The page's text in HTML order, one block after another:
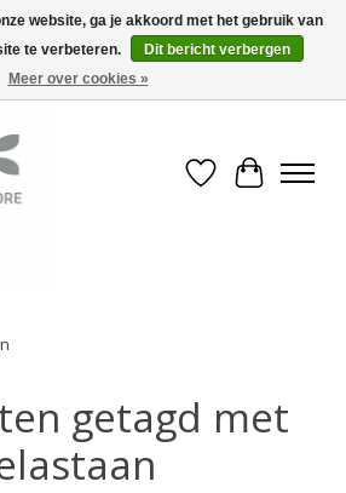
Verlanglijst
getagd met
website, ga je akkoord met het gebruik van
te verbeteren.
Dit bericht verbergen
Meer over cookies »